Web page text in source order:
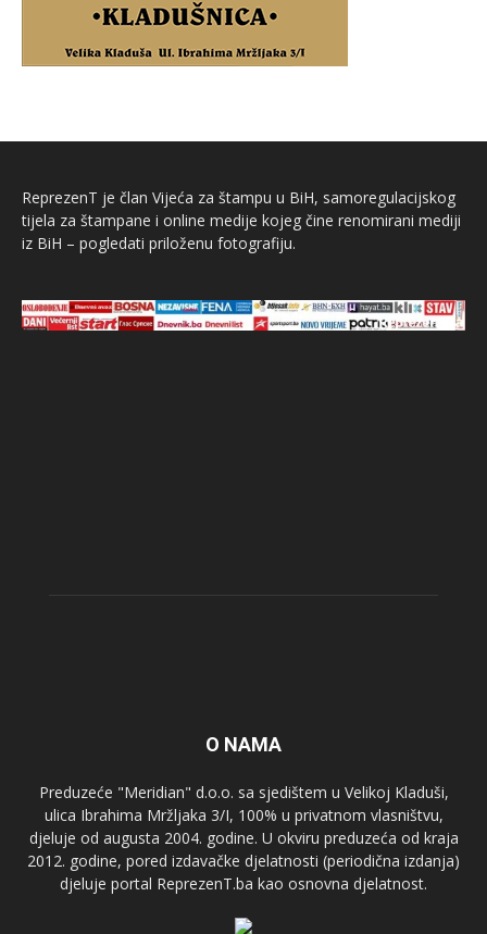
ReprezenT je član Vijeća za štampu u BiH, samoregulacijskog
tijela za štampane i online medije kojeg čine renomirani mediji
iz BiH – pogledati priloženu fotografiju.
O NAMA
Preduzeće "Meridian" d.o.o. sa sjedištem u Velikoj Kladuši,
ulica Ibrahima Mržljaka 3/I, 100% u privatnom vlasništvu,
djeluje od augusta 2004. godine. U okviru preduzeća od kraja
2012. godine, pored izdavačke djelatnosti (periodična izdanja)
djeluje portal ReprezenT.ba kao osnovna djelatnost.